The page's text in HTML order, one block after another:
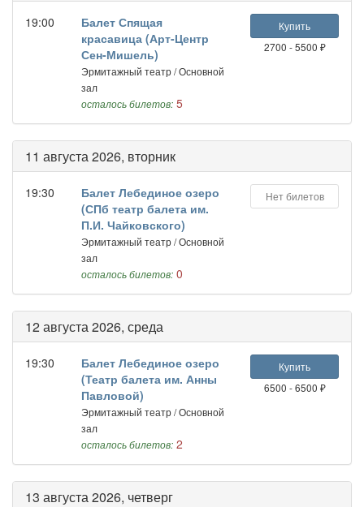
19:00
Балет Спящая
красавица (Арт-Центр
Сен-Мишель)
Эрмитажный театр / Основной
зал
осталось билетов: 5
Купить
2700 - 5500 ₽
11 августа 2026, вторник
19:30
Балет Лебединое озеро
(СПб театр балета им.
П.И. Чайковского)
Эрмитажный театр / Основной
зал
осталось билетов: 0
Нет билетов
12 августа 2026, среда
19:30
Балет Лебединое озеро
(Театр балета им. Анны
Павловой)
Эрмитажный театр / Основной
зал
осталось билетов: 2
Купить
6500 - 6500 ₽
13 августа 2026, четверг